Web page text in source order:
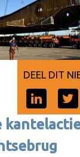
DEEL DIT